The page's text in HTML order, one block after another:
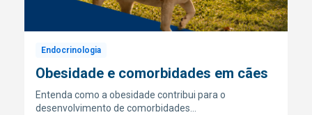
Endocrinologia
Obesidade e comorbidades em cães
Entenda como a obesidade contribui para o
desenvolvimento de comorbidades…